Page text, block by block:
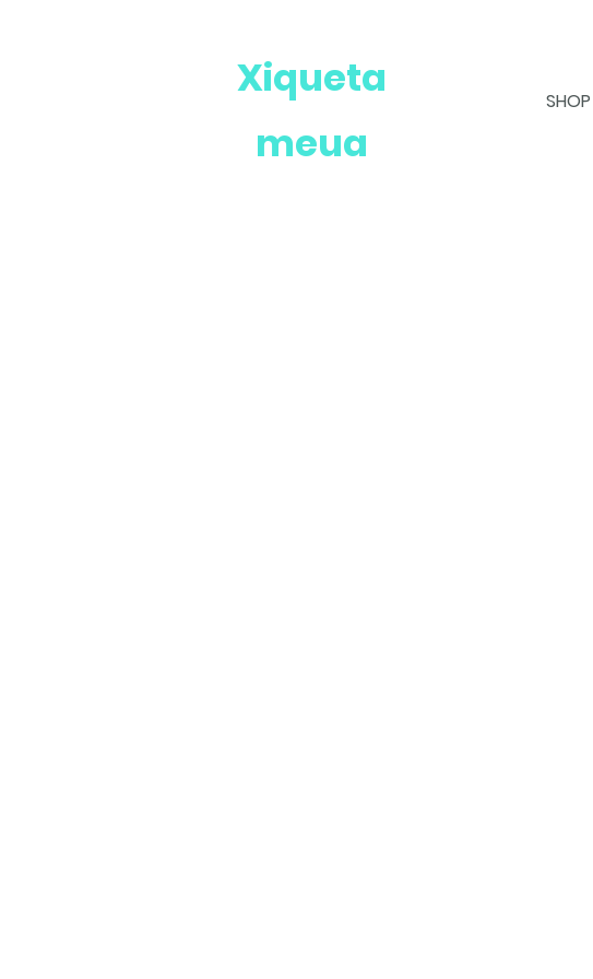
Xiqueta
meua
SHOP